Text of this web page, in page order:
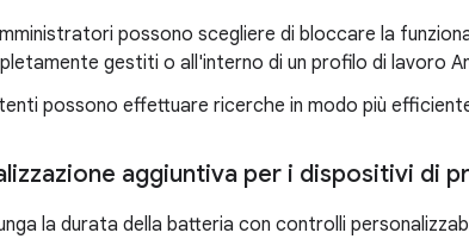
possono scegliere di bloccare la
gestiti o all'interno di un profilo di lavoro
possono effettuare ricerche in modo più
aggiuntiva per i dispositivi di
la durata della batteria con controlli